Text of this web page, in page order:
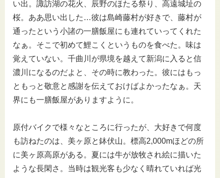
い出。諏訪湖の花火、辰野のほたる祭り、高遠城址の
桜。ああ思い出した…彼は島崎藤村が好きで、藤村が
通ったという小諸の一膳飯屋にも連れていってくれた
なぁ。そこで初めて鯉こくというものを食べた。味は
覚えていない。千曲川が県境を越えて新潟に入ると信
濃川になるのだよと、その時に教わった。彼にはもっ
ともっと敬意と感謝を伝えておけばよかったなぁ。天
界にも一膳飯屋がありますように。
原付バイクで様々なところに行ったが、大好きで何度
も訪ねたのは、美ヶ原と鉢伏山。標高2,000mほどの所
に美ヶ原高原がある。夏には牛が放牧され絵に描いた
ような長閑さ。当時は観光客も少なく晴れていれば光